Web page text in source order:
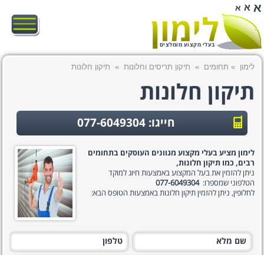
א א א
בעלי מקצוע מומלצים
לימון » תחומים » תיקון תריסים וחלונות » תיקון חלונות
תיקון חלונות
חייגו: 077-6049304
לימון מציע בעלי מקצוע מגוונים העוסקים בתחומים
רבים, כמו תיקון חלונות,
ניתן להזמין את בעל המקצוע באמצעות חיוג למוקד
הטלפוני שמספרו:077-6049304
לחלופין, ניתן להזמין תיקון חלונות באמצעות הטופס הבא: